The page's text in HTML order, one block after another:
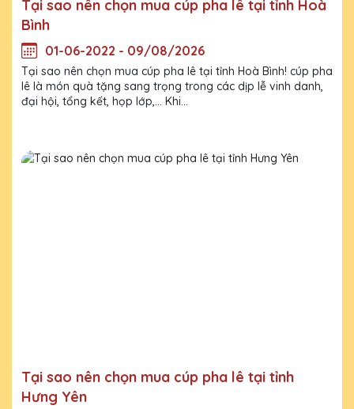
Tại sao nên chọn mua cúp pha lê tại tỉnh Hoà
Bình
01-06-2022 - 09/08/2026
Tại sao nên chọn mua cúp pha lê tại tỉnh Hoà Bình! cúp pha
lê là món quà tặng sang trọng trong các dịp lễ vinh danh,
đại hội, tổng kết, họp lớp,... Khi...
Tại sao nên chọn mua cúp pha lê tại tỉnh
Hưng Yên